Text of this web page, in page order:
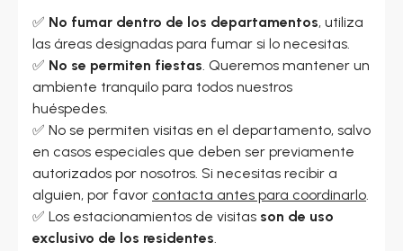
✅ No fumar dentro de los departamentos, utiliza
las áreas designadas para fumar si lo necesitas.
✅ No se permiten fiestas . Queremos mantener un
ambiente tranquilo para todos nuestros
huéspedes.
✅ No se permiten visitas en el departamento, salvo
en casos especiales que deben ser previamente
autorizados por nosotros. Si necesitas recibir a
alguien, por favor contacta antes para coordinarlo
✅ Los estacionamientos de visitas son de uso
exclusivo de los residentes